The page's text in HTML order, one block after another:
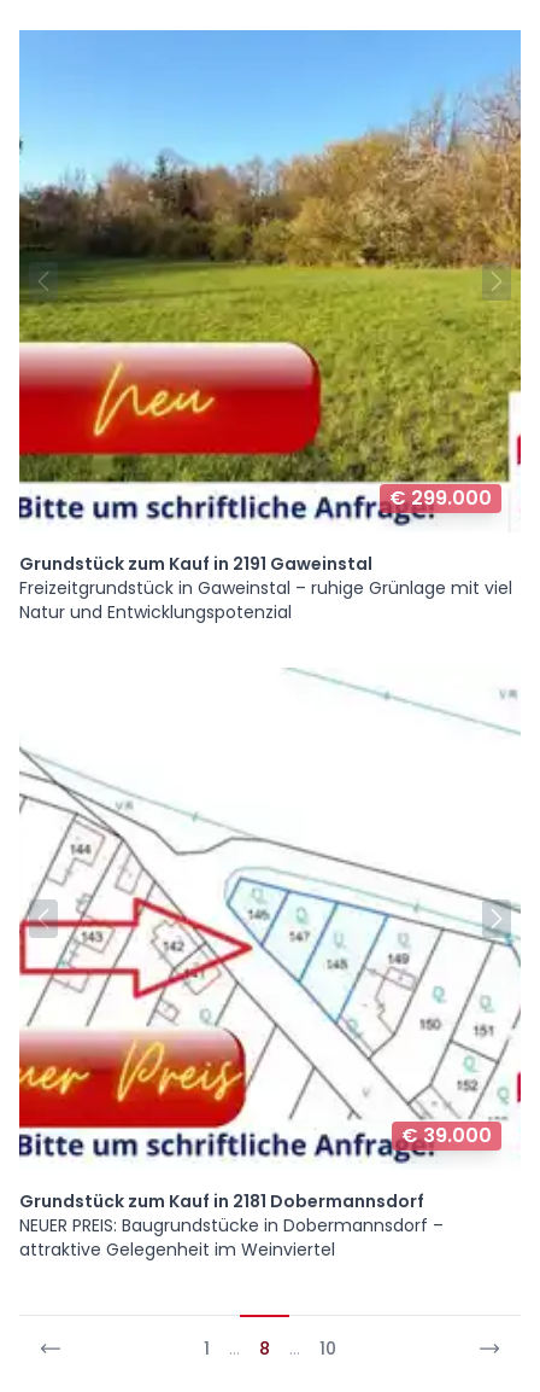
€ 299.000
Grundstück zum Kauf in 2191 Gaweinstal
Freizeitgrundstück in Gaweinstal – ruhige Grünlage mit viel
Natur und Entwicklungspotenzial
€ 39.000
Grundstück zum Kauf in 2181 Dobermannsdorf
NEUER PREIS: Baugrundstücke in Dobermannsdorf –
attraktive Gelegenheit im Weinviertel
1 … 8 … 10